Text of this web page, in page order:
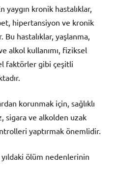
yaygın kronik hastalıklar,
hipertansiyon ve kronik
Bu hastalıklar, yaşlanma,
alkol kullanımı, fiziksel
faktörler gibi çeşitli
korunmak için, sağlıklı
sigara ve alkolden uzak
yaptırmak önemlidir.
yıldaki ölüm nedenlerinin